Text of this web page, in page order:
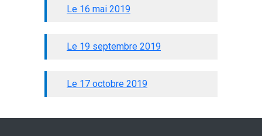
Le 16 mai 2019
Le 19 septembre 2019
Le 17 octobre 2019